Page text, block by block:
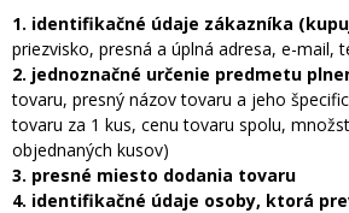
1. identifikačné údaje zákazníka
priezvisko, presná a úplná adresa, e-mail,
2. jednoznačné určenie predmetu
tovaru, presný názov tovaru a jeho
tovaru za 1 kus, cenu tovaru spolu,
objednaných kusov)
3. presné miesto dodania tovaru
4. identifikačné údaje osoby, ktorá